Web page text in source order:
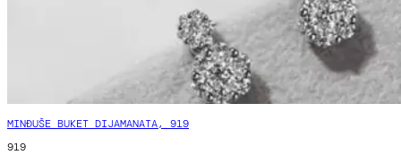
MINĐUŠE BUKET DIJAMANATA, 919
919